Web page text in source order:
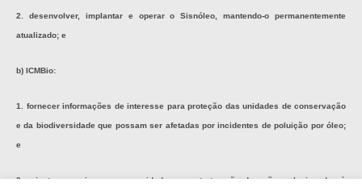
2. desenvolver, implantar e operar o Sisnóleo, mantendo-o permanentemente
atualizado; e
b) ICMBio:
1. fornecer informações de interesse para proteção das unidades de conservação
e da biodiversidade que possam ser afetadas por incidentes de poluição por óleo;
e
2. orientar e apoiar as suas unidades na estruturação de ações relacionadas à